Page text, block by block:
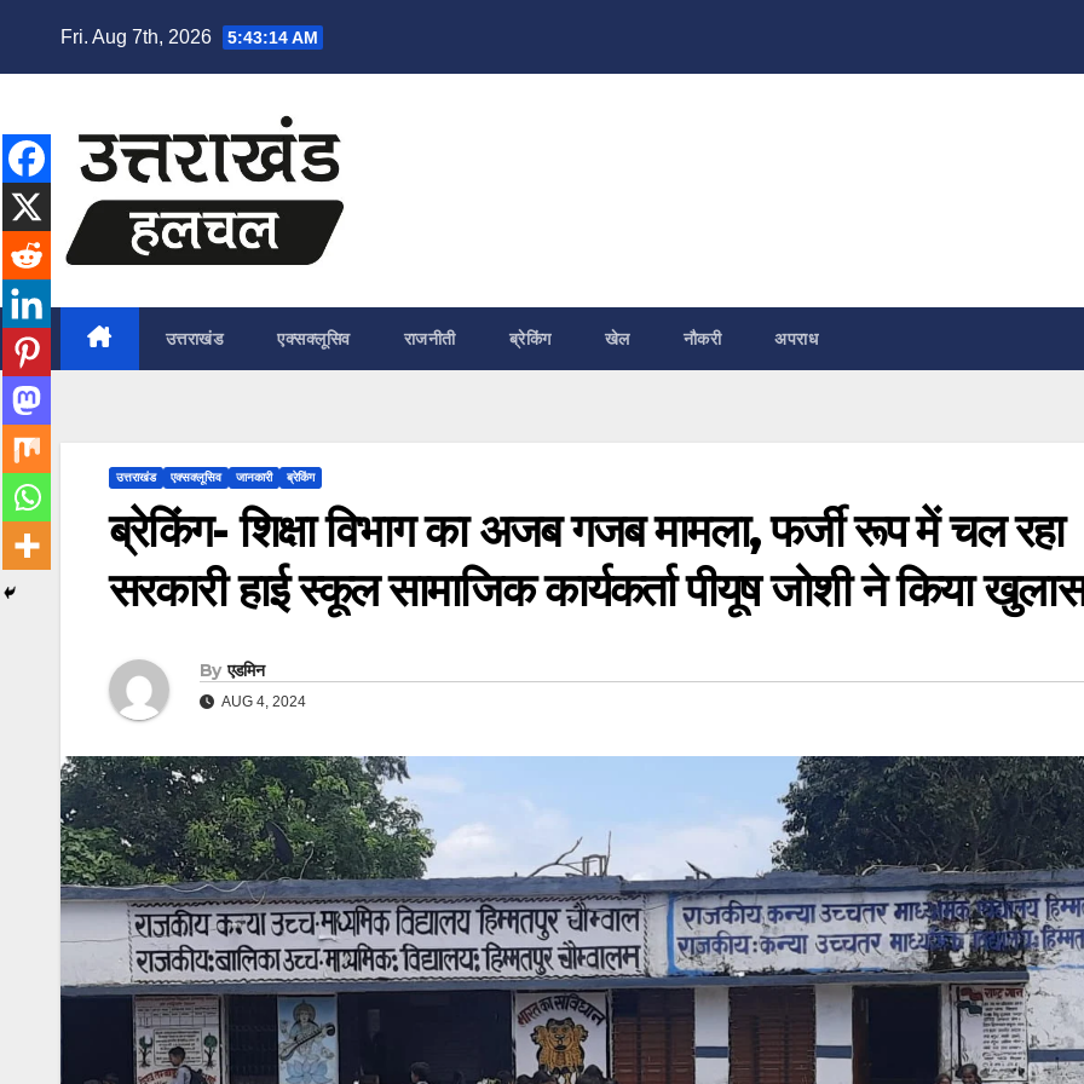
Fri. Aug 7th, 2026 5:43:16 AM
उत्तराखंड एक्सक्लूसिव राजनीती ब्रेकिंग खेल नौकरी अपराध
उत्तराखंड एक्सक्लूसिव जानकारी ब्रेकिंग
ब्रेकिंग- शिक्षा विभाग का अजब गजब मामला, फर्जी रूप में चल रहा
सरकारी हाई स्कूल सामाजिक कार्यकर्ता पीयूष जोशी ने किया
By एडमिन
AUG 4, 2024